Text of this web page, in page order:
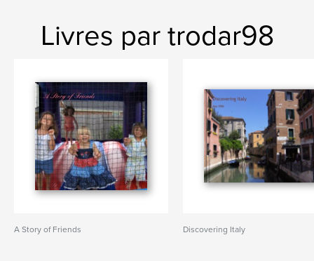
Livres par trodar98
A Story of Friends Discovering Italy